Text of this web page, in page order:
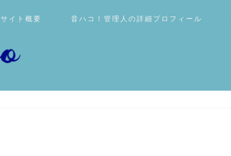
サイト概要 音ハコ！管理人の詳細プロフィール